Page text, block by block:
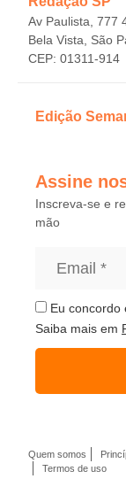
Av Paulista, 777
Bela Vista, São
CEP: 01311-914
Edição
Assine
Inscreva-se e
mão
Eu concordo
Saiba mais em
Quem somos
Termos de uso